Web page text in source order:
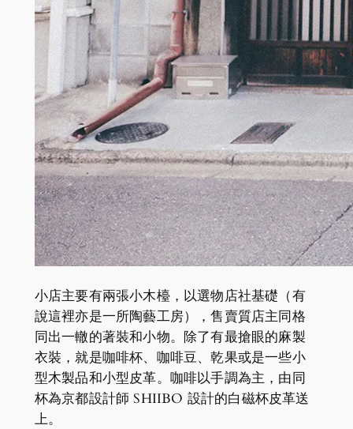
小店主要有兩張小木檯，以選物店社基礎（有
說這裡亦是一所陶藝工房），售賣質店主同格
同出一轍的著裝和小物。除了有最搶眼的麻製
衣裝，就是咖啡杯、咖啡豆、乾果或是一些小
型木製品和小型皮革。咖啡以手調為主，由同
杯為京都設計師 SHIIBO 設計的白磁杯皮革送
上。